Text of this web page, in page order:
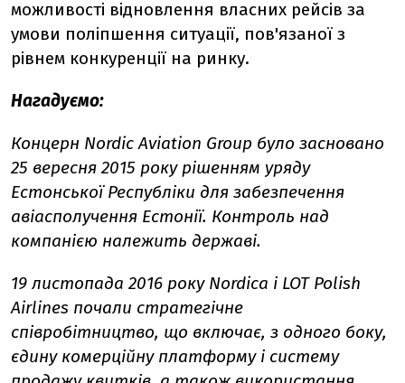
можливості відновлення власних рейсів за
умови поліпшення ситуації, пов'язаної з
рівнем конкуренції на ринку.
Нагадуємо:
Концерн Nordic Aviation Group було засновано
25 вересня 2015 року рішенням уряду
Естонської Республіки для забезпечення
авіасполучення Естонії. Контроль над
компанією належить державі.
19 листопада 2016 року Nordica і LOT Polish
Airlines почали стратегічне
співробітництво, що включає, з одного боку,
єдину комерційну платформу і систему